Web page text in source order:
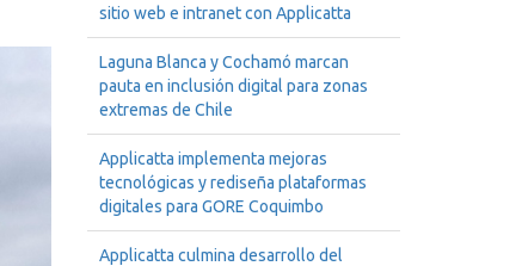
sitio web e intranet con Applicatta
Laguna Blanca y Cochamó marcan
pauta en inclusión digital para zonas
extremas de Chile
Applicatta implementa mejoras
tecnológicas y rediseña plataformas
digitales para GORE Coquimbo
Applicatta culmina desarrollo del